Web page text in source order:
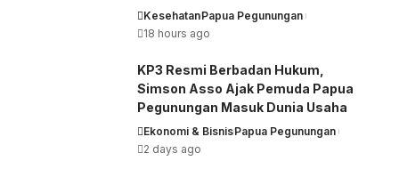
KesehatanPapua Pegunungan
18 hours ago
KP3 Resmi Berbadan Hukum,
Simson Asso Ajak Pemuda Papua
Pegunungan Masuk Dunia Usaha
Ekonomi & BisnisPapua Pegunungan
2 days ago